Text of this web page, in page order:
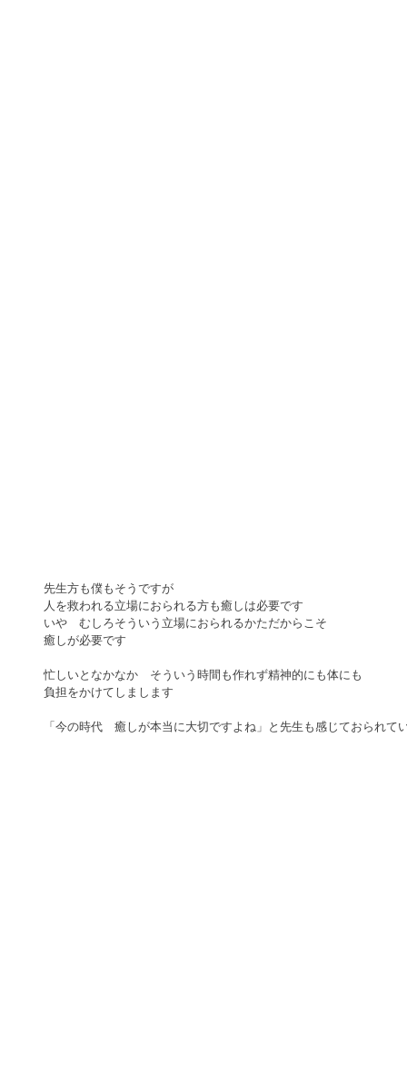
先生方も僕もそうですが
人を救われる立場におられる方も癒しは必要です
いや　むしろそういう立場におられるかただからこそ
癒しが必要です
忙しいとなかなか　そういう時間も作れず精神的にも体にも
負担をかけてしまします
「今の時代　癒しが本当に大切ですよね」と先生も感じておられて